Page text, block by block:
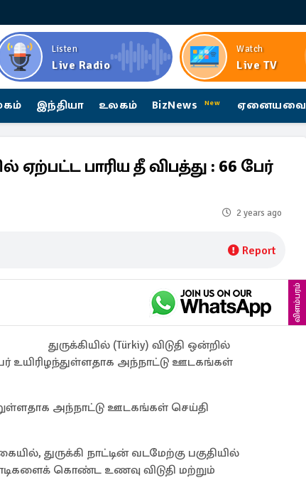
Listen
Live Radio
Watch
Live TV
இந்தியா உலகம் BizNews New ஏனையவை
ஏற்பட்ட பாரிய தீ விபத்து : 66 பேர்
2 years ago
Report
விளம்பரம்
துருக்கியில் (Türkiy) விடுதி ஒன்றில்
உயிரிழந்துள்ளதாக அந்நாட்டு ஊடகங்கள்
அந்நாட்டு ஊடகங்கள் செய்தி
துருக்கி நாட்டின் வடமேற்கு பகுதியில்
கொண்ட உணவு விடுதி மற்றும்